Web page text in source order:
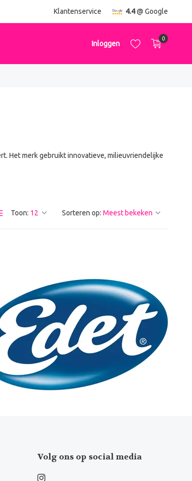
Klantenservice 4.4@ Google
Inloggen
0
Het merk gebruikt innovatieve, milieuvriendelijke
Toon: Sorteren op:
Volg ons op social media